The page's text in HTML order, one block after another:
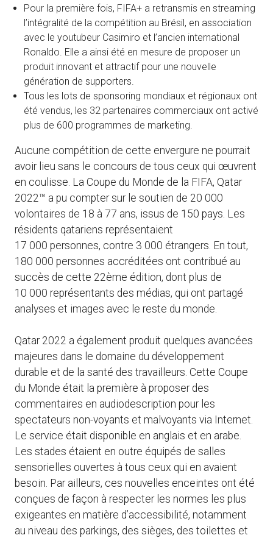
Pour la première fois, FIFA+ a retransmis en streaming
l’intégralité de la compétition au Brésil, en association
avec le youtubeur Casimiro et l’ancien international
Ronaldo. Elle a ainsi été en mesure de proposer un
produit innovant et attractif pour une nouvelle
génération de supporters.
Tous les lots de sponsoring mondiaux et régionaux ont
été vendus, les 32 partenaires commerciaux ont activé
plus de 600 programmes de marketing.
Aucune compétition de cette envergure ne pourrait
avoir lieu sans le concours de tous ceux qui œuvrent
en coulisse. La Coupe du Monde de la FIFA, Qatar
2022™ a pu compter sur le soutien de 20 000
volontaires de 18 à 77 ans, issus de 150 pays. Les
résidents qatariens représentaient
17 000 personnes, contre 3 000 étrangers. En tout,
180 000 personnes accréditées ont contribué au
succès de cette 22ème édition, dont plus de
10 000 représentants des médias, qui ont partagé
analyses et images avec le reste du monde.
Qatar 2022 a également produit quelques avancées
majeures dans le domaine du développement
durable et de la santé des travailleurs. Cette Coupe
du Monde était la première à proposer des
commentaires en audiodescription pour les
spectateurs non-voyants et malvoyants via Internet.
Le service était disponible en anglais et en arabe.
Les stades étaient en outre équipés de salles
sensorielles ouvertes à tous ceux qui en avaient
besoin. Par ailleurs, ces nouvelles enceintes ont été
conçues de façon à respecter les normes les plus
exigeantes en matière d’accessibilité, notamment
au niveau des parkings, des sièges, des toilettes et